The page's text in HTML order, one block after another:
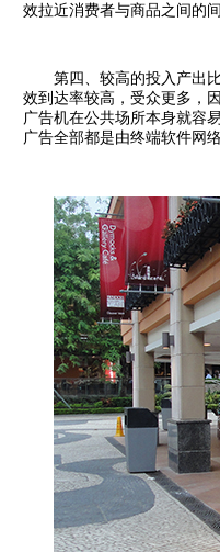
效拉近消费者与商品之间的
第四、较高的投入产出
效到达率较高，受众更多，
广告机在公共场所本身就容
广告全部都是由终端软件网